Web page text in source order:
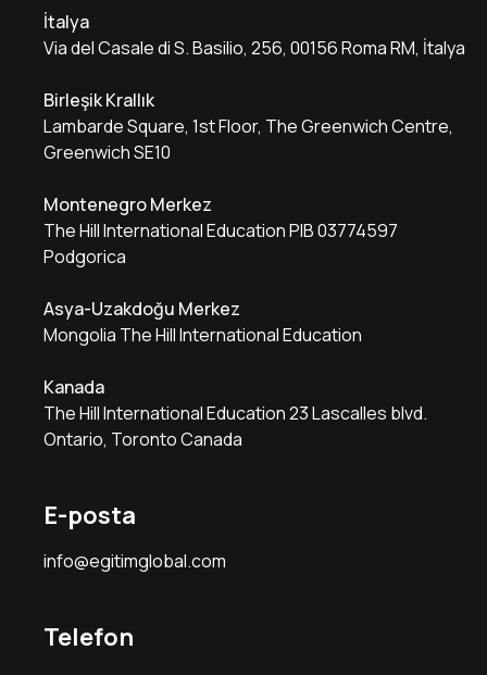
İtalya
Via del Casale di S. Basilio, 256, 00156 Roma RM, İtalya
Birleşik Krallık
Lambarde Square, 1st Floor, The Greenwich Centre,
Greenwich SE10
Montenegro Merkez
The Hill International Education PIB 03774597
Podgorica
Asya-Uzakdoğu Merkez
Mongolia The Hill International Education
Kanada
The Hill International Education 23 Lascalles blvd.
Ontario, Toronto Canada
E-posta
info@egitimglobal.com
Telefon